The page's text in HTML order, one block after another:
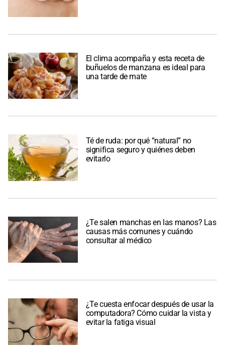
El clima acompaña y esta receta de
buñuelos de manzana es ideal para
una tarde de mate
Té de ruda: por qué “natural” no
significa seguro y quiénes deben
evitarlo
¿Te salen manchas en las manos? Las
causas más comunes y cuándo
consultar al médico
¿Te cuesta enfocar después de usar la
computadora? Cómo cuidar la vista y
evitar la fatiga visual